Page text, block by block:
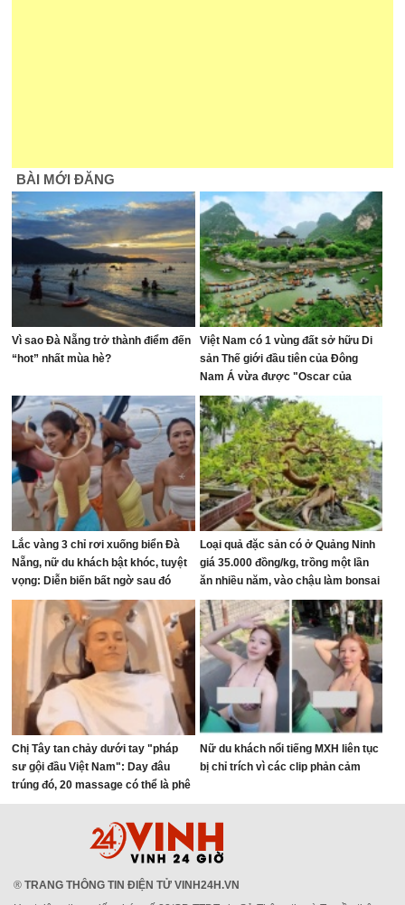
BÀI MỚI ĐĂNG
Vì sao Đà Nẵng trở thành điểm đến
“hot” nhất mùa hè?
Việt Nam có 1 vùng đất sở hữu Di
sản Thế giới đầu tiên của Đông
Nam Á vừa được "Oscar của
ngành du lịch" đề cử, là nơi tỷ phú
Xuân Trường đầu tư KDL tâm linh
12.000 ha
Lắc vàng 3 chỉ rơi xuống biển Đà
Nẵng, nữ du khách bật khóc, tuyệt
vọng: Diễn biến bất ngờ sau đó
Loại quả đặc sản có ở Quảng Ninh
giá 35.000 đồng/kg, trồng một lần
ăn nhiều năm, vào chậu làm bonsai
giúp chiêu tài
Chị Tây tan chảy dưới tay "pháp
sư gội đầu Việt Nam": Day đâu
trúng đó, 20 massage có thể là phê
nhất cuộc đời!
Nữ du khách nổi tiếng MXH liên tục
bị chỉ trích vì các clip phản cảm
® TRANG THÔNG TIN ĐIỆN TỬ VINH24H.VN